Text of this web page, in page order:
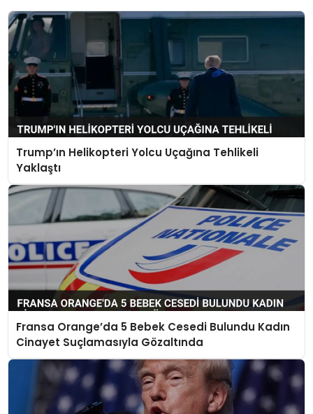
Trump’ın Helikopteri Yolcu Uçağına Tehlikeli
Yaklaştı
Fransa Orange’da 5 Bebek Cesedi Bulundu Kadın
Cinayet Suçlamasıyla Gözaltında